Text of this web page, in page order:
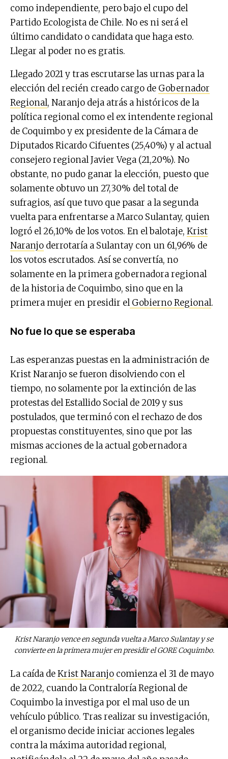
como independiente, pero bajo el cupo del
Partido Ecologista de Chile. No es ni será el
último candidato o candidata que haga esto.
Llegar al poder no es gratis.
Llegado 2021 y tras escrutarse las urnas para la
elección del recién creado cargo de Gobernador
Regional, Naranjo deja atrás a históricos de la
política regional como el ex intendente regional
de Coquimbo y ex presidente de la Cámara de
Diputados Ricardo Cifuentes (25,40%) y al actual
consejero regional Javier Vega (21,20%). No
obstante, no pudo ganar la elección, puesto que
solamente obtuvo un 27,30% del total de
sufragios, así que tuvo que pasar a la segunda
vuelta para enfrentarse a Marco Sulantay, quien
logró el 26,10% de los votos. En el balotaje, Krist
Naranjo derrotaría a Sulantay con un 61,96% de
los votos escrutados. Así se convertía, no
solamente en la primera gobernadora regional
de la historia de Coquimbo, sino que en la
primera mujer en presidir elGobierno Regional.
No fue lo que se esperaba
Las esperanzas puestas en la administración de
Krist Naranjo se fueron disolviendo con el
tiempo, no solamente por la extinción de las
protestas del Estallido Social de 2019 y sus
postulados, que terminó con el rechazo de dos
propuestas constituyentes, sino que por las
mismas acciones de la actual gobernadora
regional.
Krist Naranjo vence en segunda vuelta a Marco Sulantay y se
convierte en la primera mujer en presidir el GORE Coquimbo.
La caída deKrist Naranjo comienza el 31 de mayo
de 2022, cuando la Contraloría Regional de
Coquimbo la investiga por el mal uso de un
vehículo público. Tras realizar su investigación,
el organismo decide iniciar acciones legales
contra la máxima autoridad regional,